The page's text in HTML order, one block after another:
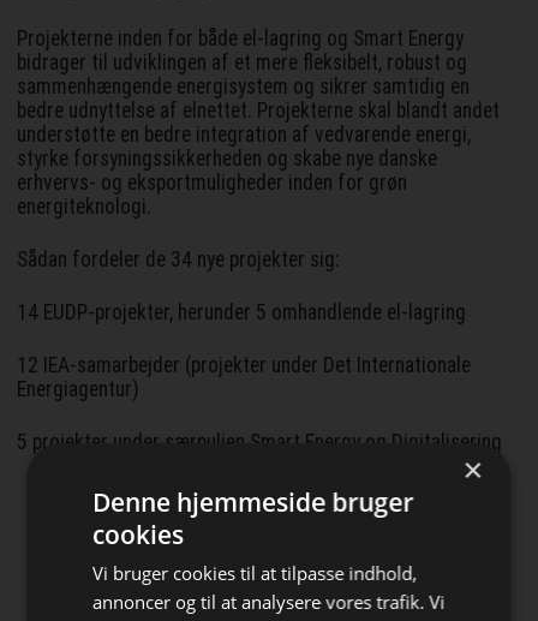
Projekterne inden for både el-lagring og Smart Energy
bidrager til udviklingen af et mere fleksibelt, robust og
sammenhængende energisystem og sikrer samtidig en
bedre udnyttelse af elnettet. Projekterne skal blandt andet
understøtte en bedre integration af vedvarende energi,
styrke forsyningssikkerheden og skabe nye danske
erhvervs- og eksportmuligheder inden for grøn
energiteknologi.
Sådan fordeler de 34 nye projekter sig:
14 EUDP-projekter, herunder 5 omhandlende el-lagring
12 IEA-samarbejder (projekter under Det Internationale
Energiagentur)
5 projekter under særpuljen Smart Energy og Digitalisering
Firmaprofiler
Leading global distributor of electronic
components
×
Denne hjemmeside bruger
cookies
Vi bruger cookies til at tilpasse indhold,
annoncer og til at analysere vores trafik. Vi